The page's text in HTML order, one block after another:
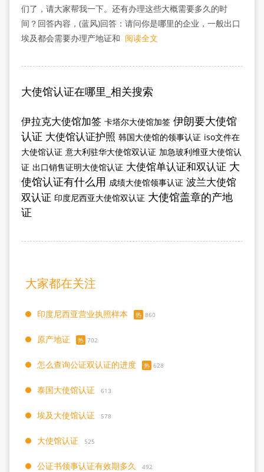
们了，请大家帮我一下。还有办理这些大概需要多久的时
间？回答内容，(蓝风)回答：请问你是哪里的企业，一般出口
埃及都会需要办理产地证和 阅读全文
大使馆认证在哪里_相关搜索
伊拉克大使馆加签 卡塔尔大使馆加签 伊朗要大使馆
认证 大使馆认证护照 韩国大使馆的领事认证 iso文件在
大使馆认证 意大利驻华大使馆双认证 加急玻利维亚大使馆认
证 出口销售证明大使馆认证 大使馆单认证和双认证 大
使馆认证有什么用 成绩大使馆领事认证 波兰大使馆
双认证 印度尼西亚大使馆双认证 大使馆盖章的产地
证
大家都在关注
印度尼西亚营业执照样本 热 860
原产地证 热 702
怎么查询公证双认证的进度 热 628
泰国大使馆认证 613
埃及大使馆认证 578
大使馆认证 525
公证书领事认证有效期多久 492